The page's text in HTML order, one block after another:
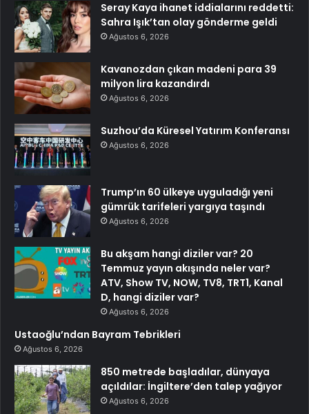
Seray Kaya ihanet iddialarını reddetti:
Sahra Işık’tan olay gönderme geldi
Ağustos 6, 2026
Kavanozdan çıkan madeni para 39
milyon lira kazandırdı
Ağustos 6, 2026
Suzhou’da Küresel Yatırım Konferansı
Ağustos 6, 2026
Trump’ın 60 ülkeye uyguladığı yeni
gümrük tarifeleri yargıya taşındı
Ağustos 6, 2026
Bu akşam hangi diziler var? 20
Temmuz yayın akışında neler var?
ATV, Show TV, NOW, TV8, TRT1, Kanal
D, hangi diziler var?
Ağustos 6, 2026
Ustaoğlu’ndan Bayram Tebrikleri
Ağustos 6, 2026
850 metrede başladılar, dünyaya
açıldılar: İngiltere’den talep yağıyor
Ağustos 6, 2026